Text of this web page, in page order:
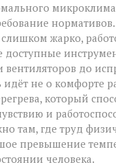
слишком жарко,
доступные
до
идёт не о комфорте
который
и
там, где труд
превышение
человека.